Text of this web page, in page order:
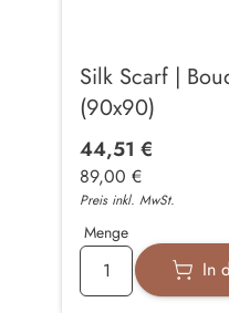
Silk Scarf |
(90x90)
44,51 €
89,00 €
Preis inkl. MwSt.
Menge
In